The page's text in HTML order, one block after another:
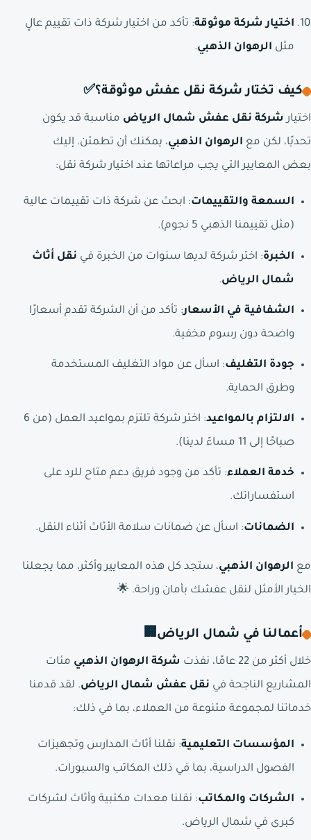
اختيار شركة موثوقة: تأكد من اختيار شركة ذات تقييم عالٍ
مثل الرهوان الذهبي.
كيف تختار شركة نقل عفش موثوقة؟✅
اختيار شركة نقل عفش شمال الرياض مناسبة قد يكون
تحديًا، لكن مع الرهوان الذهبي، يمكنك أن تطمئن. إليك
بعض المعايير التي يجب مراعاتها عند اختيار شركة نقل:
السمعة والتقييمات: ابحث عن شركة ذات تقييمات عالية
(مثل تقييمنا الذهبي 5 نجوم).
الخبرة: اختر شركة لديها سنوات من الخبرة في نقل أثاث
شمال الرياض.
الشفافية في الأسعار: تأكد من أن الشركة تقدم أسعارًا
واضحة دون رسوم مخفية.
جودة التغليف: اسأل عن مواد التغليف المستخدمة
وطرق الحماية.
الالتزام بالمواعيد
: اختر شركة تلتزم بمواعيد العمل (من 6
صباحًا إلى 11 مساءً لدينا).
خدمة العملاء: تأكد من وجود فريق دعم متاح للرد على
استفساراتك.
الضمانات: اسأل عن ضمانات سلامة الأثاث أثناء النقل.
مع الرهوان الذهبي، ستجد كل هذه المعايير وأكثر، مما يجعلنا
الخيار الأمثل لنقل عفشك بأمان وراحة. 🌟
أعمالنا في شمال الرياض🏢
خلال أكثر من 22 عامًا، نفذت شركة الرهوان الذهبي مئات
المشاريع الناجحة في نقل عفش شمال الرياض. لقد قدمنا
خدماتنا لمجموعة متنوعة من العملاء، بما في ذلك:
المؤسسات التعليمية: نقلنا أثاث المدارس وتجهيزات
الفصول الدراسية، بما في ذلك المكاتب والسبورات.
الشركات والمكاتب: نقلنا معدات مكتبية وأثاث لشركات
كبرى في شمال الرياض.